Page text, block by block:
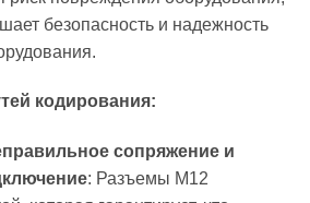
безопасность и надежность
кодирования:
сопряжение и
: Разъемы M12